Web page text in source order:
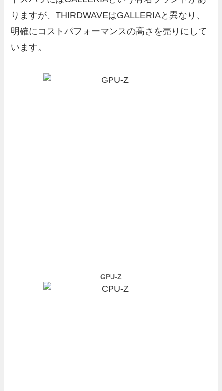
りますが、THIRDWAVEはGALLERIAと異なり、
明確にコストパフォーマンスの高さを売りにして
います。
GPU-Z